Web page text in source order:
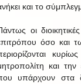
και το
οι
όσο και
και
υπάρχουν στα